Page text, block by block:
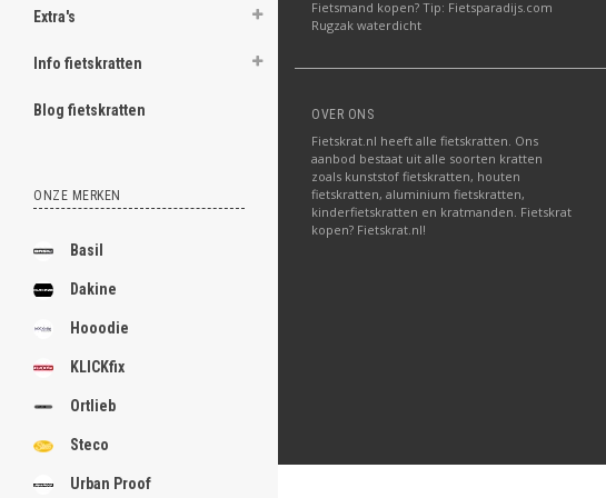
Extra's
Info fietskratten
Blog fietskratten
ONZE MERKEN
Basil
Dakine
Hooodie
KLICKfix
Ortlieb
Steco
Urban Proof
Fietsmand kopen? Tip: Fietsparadijs.com
Rugzak waterdicht
OVER ONS
Fietskrat.nl heeft alle fietskratten. Ons
aanbod bestaat uit alle soorten kratten
zoals kunststof fietskratten, houten
fietskratten, aluminium fietskratten,
kinderfietskratten en kratmanden. Fietskrat
kopen? Fietskrat.nl!